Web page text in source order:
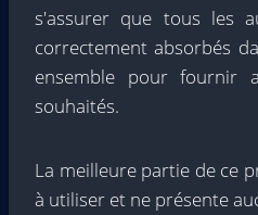
s'assurer que tous les
correctement absorbés
ensemble pour fournir
souhaités.
La meilleure partie de ce
à utiliser et ne présente